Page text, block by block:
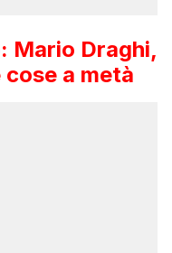
Mario Draghi,
cose a metà